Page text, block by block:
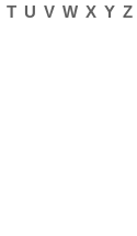
T U V W X Y Z